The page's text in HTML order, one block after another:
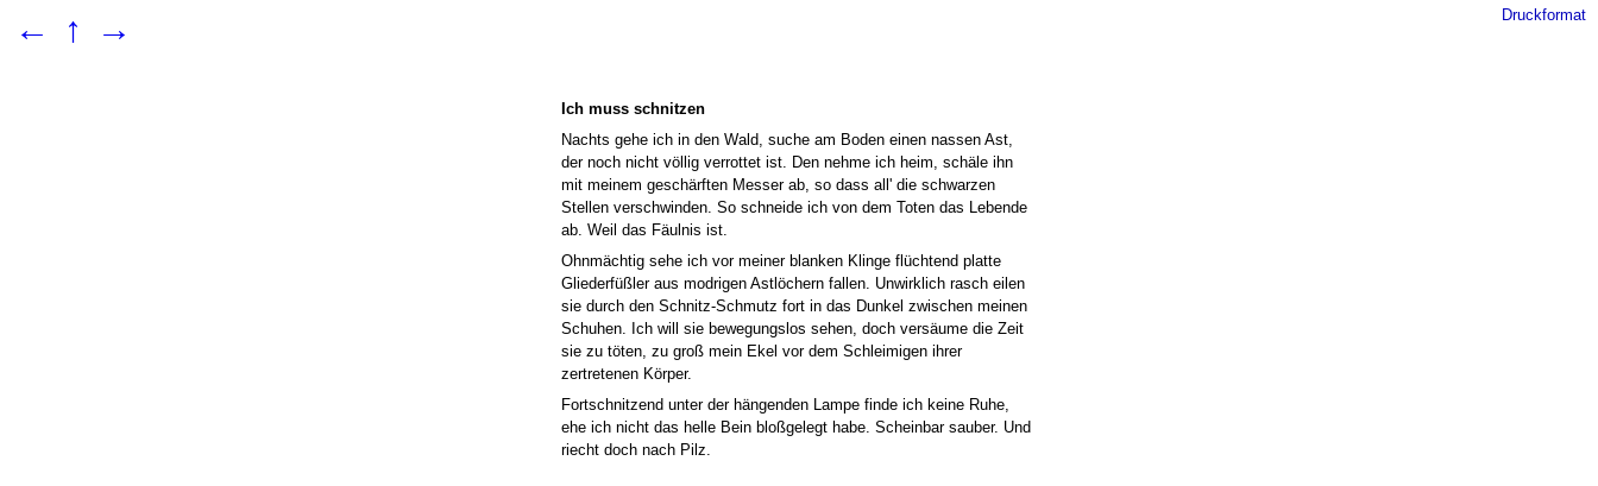
← ↑ → Druckformat
Ich muss schnitzen
Nachts gehe ich in den Wald, suche am Boden einen nassen Ast,
der noch nicht völlig verrottet ist. Den nehme ich heim, schäle ihn
mit meinem geschärften Messer ab, so dass all' die schwarzen
Stellen verschwinden. So schneide ich von dem Toten das Lebende
ab. Weil das Fäulnis ist.
Ohnmächtig sehe ich vor meiner blanken Klinge flüchtend platte
Gliederfüßler aus modrigen Astlöchern fallen. Unwirklich rasch eilen
sie durch den Schnitz-Schmutz fort in das Dunkel zwischen meinen
Schuhen. Ich will sie bewegungslos sehen, doch versäume die Zeit
sie zu töten, zu groß mein Ekel vor dem Schleimigen ihrer
zertretenen Körper.
Fortschnitzend unter der hängenden Lampe finde ich keine Ruhe,
ehe ich nicht das helle Bein bloßgelegt habe. Scheinbar sauber. Und
riecht doch nach Pilz.